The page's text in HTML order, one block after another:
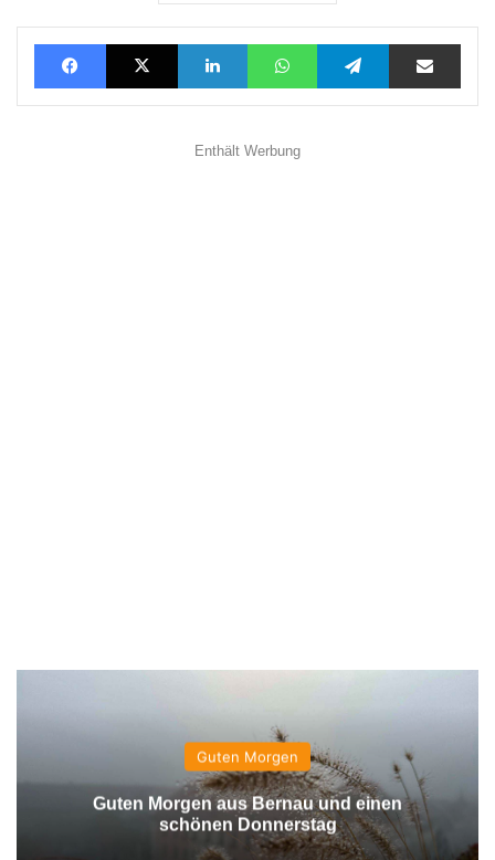
FacebookX LinkedInWhatsAppTelegramTeilen via E-Mail
Enthält Werbung
Guten Morgen
Guten Morgen aus Bernau und einen
schönen Donnerstag